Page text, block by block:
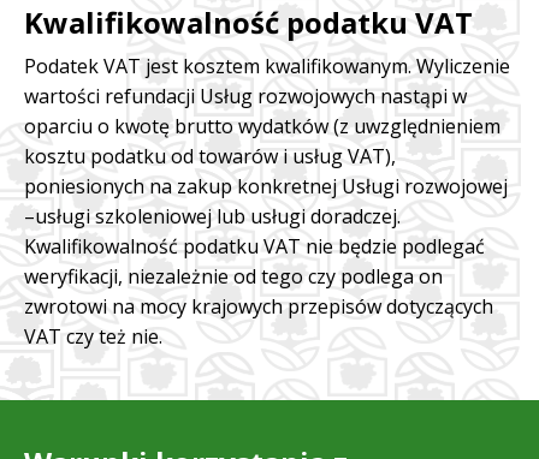
Kwalifikowalność podatku VAT
Podatek VAT jest kosztem kwalifikowanym. Wyliczenie
wartości refundacji Usług rozwojowych nastąpi w
oparciu o kwotę brutto wydatków (z uwzględnieniem
kosztu podatku od towarów i usług VAT),
poniesionych na zakup konkretnej Usługi rozwojowej
–usługi szkoleniowej lub usługi doradczej.
Kwalifikowalność podatku VAT nie będzie podlegać
weryfikacji, niezależnie od tego czy podlega on
zwrotowi na mocy krajowych przepisów dotyczących
VAT czy też nie.